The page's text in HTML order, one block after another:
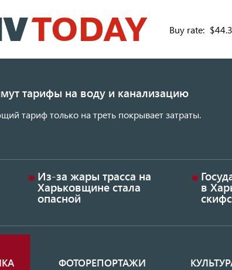
к
основному
Buy rate:
тарифы на воду и канализацию
тариф только на треть покрывает затраты.
Из-за жары трасса на
Харьковщине стала
опасной
в
ФОТОРЕПОРТАЖИ